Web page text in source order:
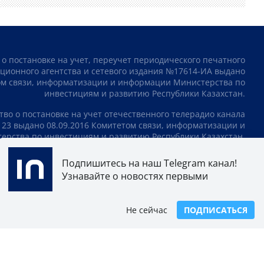
постановке на учет, переучет периодического печатного
агентства и сетевого издания №17614-ИА выдано
связи, информатизации и информации Министерства по
инвестициям и развитию Республики Казахстан.
о постановке на учет отечественного телерадио канала
выдано 08.09.2016 Комитетом связи, информатизации и
по инвестициям и развитию Республики Казахстан.
СОГЛАШЕНИЕ ОБ ИСПОЛЬЗОВАНИИ МАТЕРИАЛОВ
О НАСКОНТАКТЫТЕЛЕПРОЕКТЫ ВАКАНСИИРЕЙТИНГИ
Подпишитесь на наш Telegram канал!
Узнавайте о новостях первыми
ПОДПИСАТЬСЯ
Не сейчас